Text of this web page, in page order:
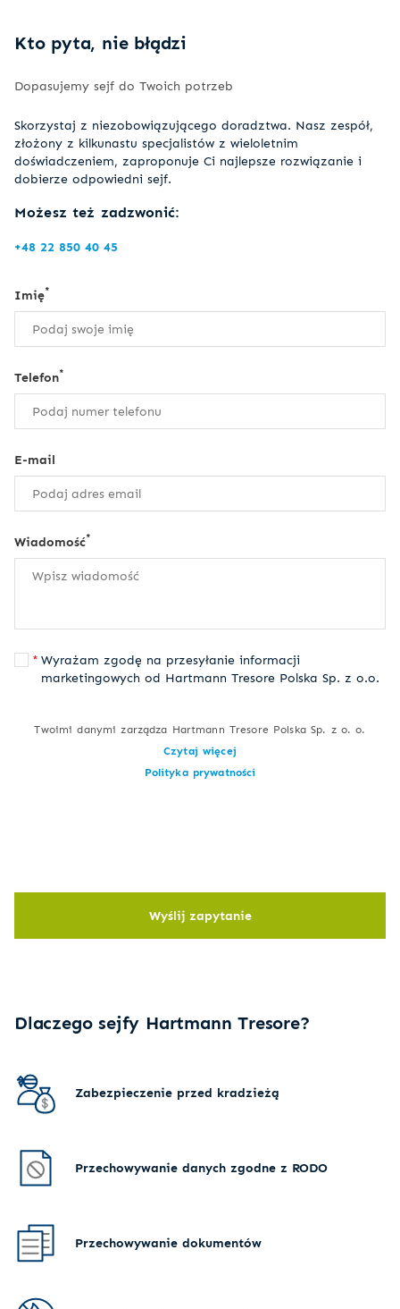
Kto pyta, nie błądzi
Dopasujemy sejf do Twoich potrzeb
Skorzystaj z niezobowiązującego doradztwa. Nasz zespół,
złożony z kilkunastu specjalistów z wieloletnim
doświadczeniem, zaproponuje Ci najlepsze rozwiązanie i
dobierze odpowiedni sejf.
Możesz też zadzwonić:
+48 22 850 40 45
Imię*
Telefon*
E-mail
Wiadomość*
Wyrażam zgodę na przesyłanie informacji
marketingowych od Hartmann Tresore Polska Sp. z o.o.
Twoimi danymi zarządza Hartmann Tresore Polska Sp. z o. o.
Czytaj więcej
Polityka prywatności
Wyślij zapytanie
Dlaczego sejfy Hartmann Tresore?
Zabezpieczenie przed kradzieżą
Przechowywanie danych zgodne z RODO
Przechowywanie dokumentów